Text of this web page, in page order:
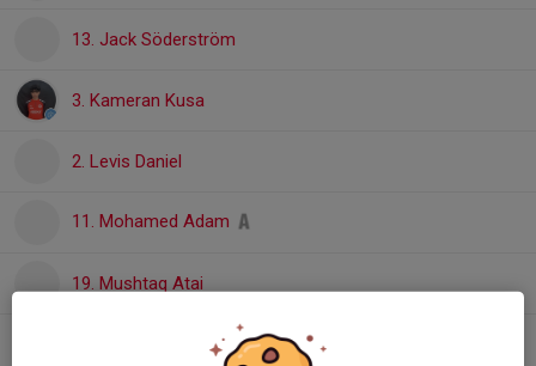
13. Jack Söderström
3. Kameran Kusa
2. Levis Daniel
11. Mohamed Adam
19. Mushtaq Atai
12. Nicholas Omar